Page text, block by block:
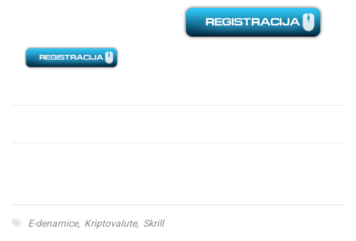
E-denarnice, Kriptovalute, Skrill